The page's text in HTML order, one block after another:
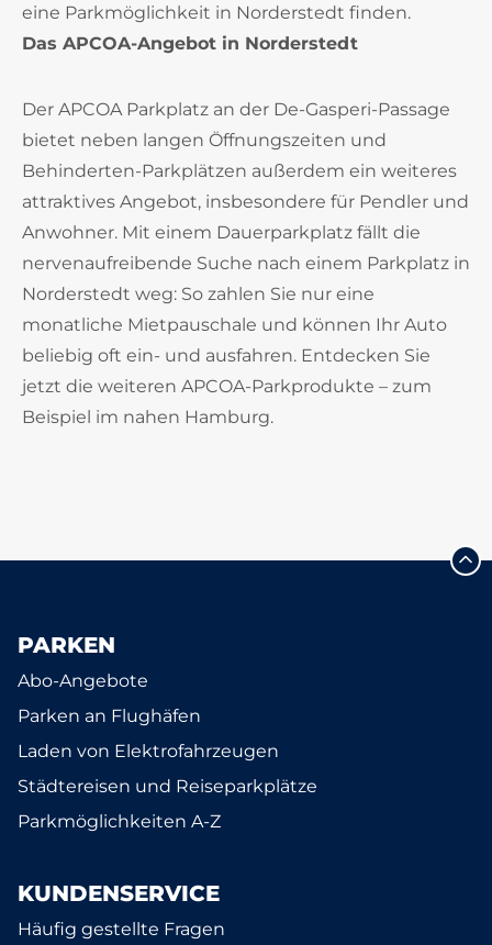
eine Parkmöglichkeit in Norderstedt finden.
Das APCOA-Angebot in Norderstedt
Der APCOA Parkplatz an der De-Gasperi-Passage
bietet neben langen Öffnungszeiten und
Behinderten-Parkplätzen außerdem ein weiteres
attraktives Angebot, insbesondere für Pendler und
Anwohner. Mit einem Dauerparkplatz fällt die
nervenaufreibende Suche nach einem Parkplatz in
Norderstedt weg: So zahlen Sie nur eine
monatliche Mietpauschale und können Ihr Auto
beliebig oft ein- und ausfahren. Entdecken Sie
jetzt die weiteren APCOA-Parkprodukte – zum
Beispiel im nahen Hamburg.
PARKEN
Abo-Angebote
Parken an Flughäfen
Laden von Elektrofahrzeugen
Städtereisen und Reiseparkplätze
Parkmöglichkeiten A-Z
KUNDENSERVICE
Häufig gestellte Fragen